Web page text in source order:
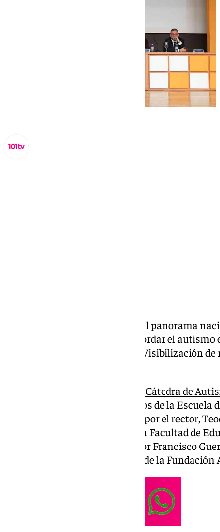
Más de 400 asistentes de todo el panorama
Universidad de Málaga para abordar el
de la celebración de la jornada ‘Visibilización
Cátedra de
esta mañana en el salón de actos de la
un acto institucional presidido por el rector,
acompañado por la decana de la Facultad de
director de la Cátedra, el profesor Francisco
Jesús Lupiáñez, y el presidente de la